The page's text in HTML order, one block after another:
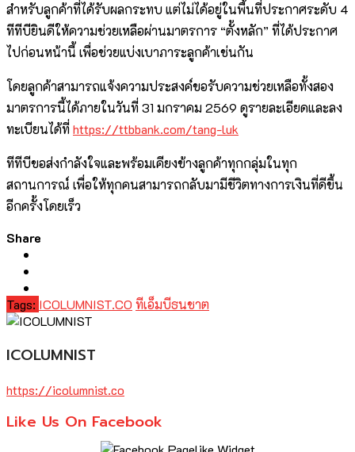
สำหรับลูกค้าที่ได้รับผลกระทบ แต่ไม่ได้อยู่ในพื้นที่ประกาศระดับ 4
ทีทีบียินดีให้ความช่วยเหลือผ่านมาตรการ “ตั้งหลัก” ที่ได้ประกาศ
ไปก่อนหน้านี้ เพื่อช่วยแบ่งเบาภาระลูกค้าเช่นกัน
โดยลูกค้าสามารถแจ้งความประสงค์ขอรับความช่วยเหลือทั้งสอง
มาตรการนี้ได้ภายในวันที่ 31 มกราคม 2569 ดูรายละเอียดและลง
ทะเบียนได้ที่https://ttbbank.com/tang-luk
ทีทีบีขอส่งกำลังใจและพร้อมเคียงข้างลูกค้าทุกกลุ่มในทุก
สถานการณ์ เพื่อให้ทุกคนสามารถกลับมามีชีวิตทางการเงินที่ดีขึ้น
อีกครั้งโดยเร็ว
Share
Tags: ICOLUMNIST.CO ทีเอ็มบีธนชาต
ICOLUMNIST
https://icolumnist.co
Like Us On Facebook